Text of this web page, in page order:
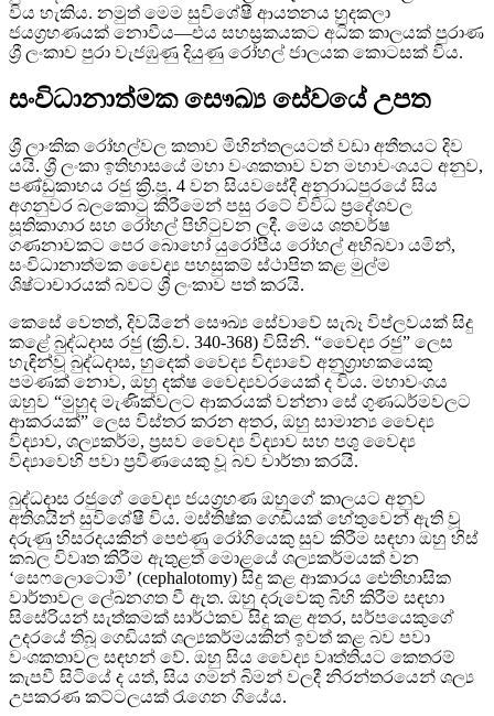
විය හැකිය. නමුත් මෙම සුවිශේෂී ආයතනය හුදකලා
ජයග්‍රහණයක් නොවීය—එය සහස්‍රකයකට අධික කාලයක් පුරාණ
ශ්‍රී ලංකාව පුරා වැජඹුණු දියුණු රෝහල් ජාලයක කොටසක් විය.
සංවිධානාත්මක සෞඛ්‍ය සේවයේ උපත
ශ්‍රී ලාංකික රෝහල්වල කතාව මිහින්තලයටත් වඩා අතීතයට දිව
යයි. ශ්‍රී ලංකා ඉතිහාසයේ මහා වංශකතාව වන මහාවංශයට අනුව,
පණ්ඩුකාභය රජු ක්‍රි.පූ. 4 වන සියවසේදී අනුරාධපුරයේ සිය
අගනුවර බලකොටු කිරීමෙන් පසු රටේ විවිධ ප්‍රදේශවල
සූතිකාගාර සහ රෝහල් පිහිටුවන ලදී. මෙය ශතවර්ෂ
ගණනාවකට පෙර බොහෝ යුරෝපීය රෝහල් අභිබවා යමින්,
සංවිධානාත්මක වෛද්‍ය පහසුකම් ස්ථාපිත කළ මුල්ම
ශිෂ්ටාචාරයක් බවට ශ්‍රී ලංකාව පත් කරයි.
කෙසේ වෙතත්, දිවයිනේ සෞඛ්‍ය සේවාවේ සැබෑ විප්ලවයක් සිදු
කළේ බුද්ධදාස රජු (ක්‍රි.ව. 340-368) විසිනි. “වෛද්‍ය රජු” ලෙස
හැඳින්වූ බුද්ධදාස, හුදෙක් වෛද්‍ය විද්‍යාවේ අනුග්‍රාහකයෙකු
පමණක් නොව, ඔහු දක්ෂ වෛද්‍යවරයෙක් ද විය. මහාවංශය
ඔහුව “මුහුද මැණික්වලට ආකරයක් වන්නා සේ ගුණධර්මවලට
ආකරයක්” ලෙස විස්තර කරන අතර, ඔහු සාමාන්‍ය වෛද්‍ය
විද්‍යාව, ශල්‍යකර්ම, ප්‍රසව වෛද්‍ය විද්‍යාව සහ පශු වෛද්‍ය
විද්‍යාවෙහි පවා ප්‍රවීණයෙකු වූ බව වාර්තා කරයි.
බුද්ධදාස රජුගේ වෛද්‍ය ජයග්‍රහණ ඔහුගේ කාලයට අනුව
අතිශයින් සුවිශේෂී විය. මස්තිෂ්ක ගෙඩියක් හේතුවෙන් ඇති වූ
දරුණු හිසරදයකින් පෙළුණු රෝගියෙකු සුව කිරීම සඳහා ඔහු හිස්
කබල විවෘත කිරීම ඇතුළත් මොළයේ ශල්‍යකර්මයක් වන
‘සෙෆලොටොමි’ (cephalotomy) සිදු කළ ආකාරය ඓතිහාසික
වාර්තාවල ලේඛනගත වී ඇත. ඔහු දරුවෙකු බිහි කිරීම සඳහා
සිසේරියන් සැත්කමක් සාර්ථකව සිදු කළ අතර, සර්පයෙකුගේ
උදරයේ තිබූ ගෙඩියක් ශල්‍යකර්මයකින් ඉවත් කළ බව පවා
වංශකතාවල සඳහන් වේ. ඔහු සිය වෛද්‍ය වෘත්තියට කෙතරම්
කැපවී සිටියේ ද යත්, සිය ගමන් බිමන් වලදී නිරන්තරයෙන් ශල්‍ය
උපකරණ කට්ටලයක් රැගෙන ගියේය.